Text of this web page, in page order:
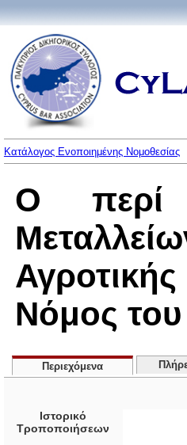
Κατάλογος Ενοποιημένης Νομοθεσίας
Ο περί
Νόμος του
Περιεχόμενα
Ιστορικό
Τροποποιήσεων